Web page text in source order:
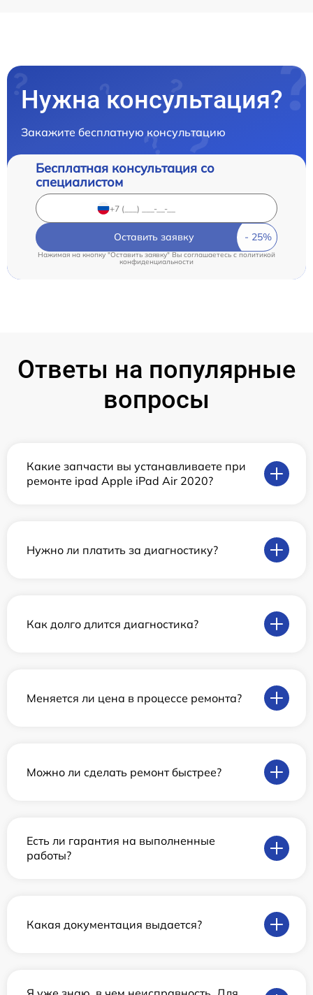
Нужна консультация?
Закажите бесплатную консультацию
Бесплатная консультация со
специалистом
Оставить заявку
Нажимая на кнопку "Оставить заявку" Вы соглашаетесь cполитикой
конфиденциальности
Ответы на популярные
вопросы
Какие запчасти вы устанавливаете при
ремонте ipad Apple iPad Air 2020?
Нужно ли платить за диагностику?
Как долго длится диагностика?
Меняется ли цена в процессе ремонта?
Можно ли сделать ремонт быстрее?
Есть ли гарантия на выполненные
работы?
Какая документация выдается?